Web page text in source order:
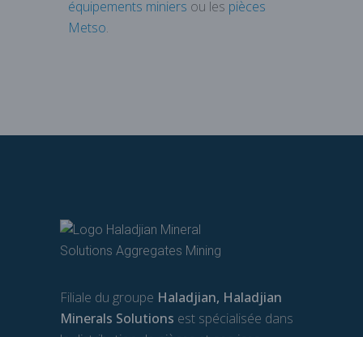
équipements miniers ou les pièces
Metso.
Filiale du groupe Haladjian, Haladjian
Minerals Solutions est spécialisée dans